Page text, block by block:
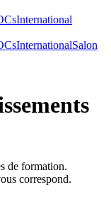
International
InternationalSalon
de formation.
correspond.